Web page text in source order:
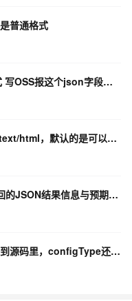
普通格式
flink StreamingFileSink parquet格式 写OSS报这个json字段的错误
已经自定义了域名，请求头里也带上了text/html，默认的是可以的，我代码返回一个json就不行
内部服务错误:创建工作流失败:引擎返回的JSON结果信息与预期格式不一，这是什么问题
nacos中选的格式是json，但发布后进到源码里，configType还是yaml，是什么原因啊？